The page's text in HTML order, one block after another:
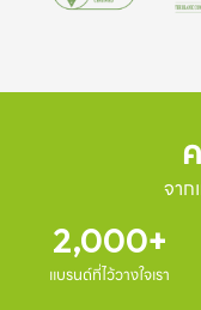
จาก
2,000
แบรนด์ที่ไว้วางใจเรา